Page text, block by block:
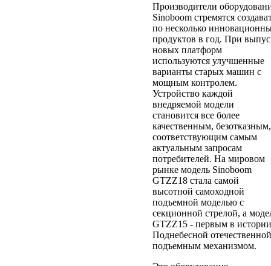
Производители
Sinoboom стремятся
по несколько
продуктов в год. При
новых платформ
используются улучшенные
варианты старых машин с
мощным контролем.
Устройство каждой
внедряемой модели
становится все более
качественным, безотказным,
соответствующим самым
актуальным запросам
потребителей. На мировом
рынке модель Sinoboom
GTZZ18 стала самой
высотной самоходной
подъемной моделью с
секционной стрелой, а
GTZZ15 - первым в истории
Поднебесной отечественной
подъемным механизмом.